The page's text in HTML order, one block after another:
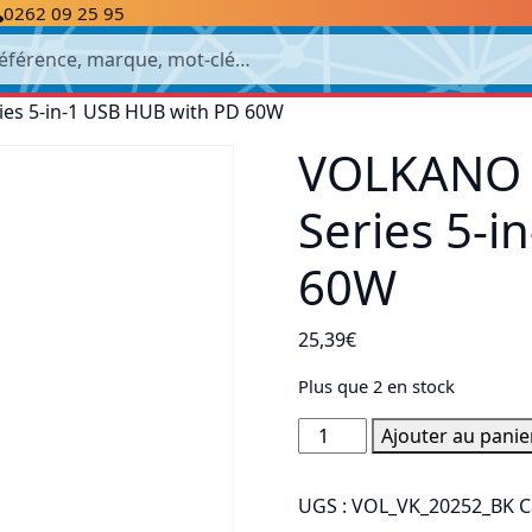
0262 09 25 95
5-in-1 USB HUB with PD 60W
Series 5-
60W
25,39€
Plus que 2 en stock
quantité
de
VK-
Ajouter au
UGS : VOL_VK_20252_BK